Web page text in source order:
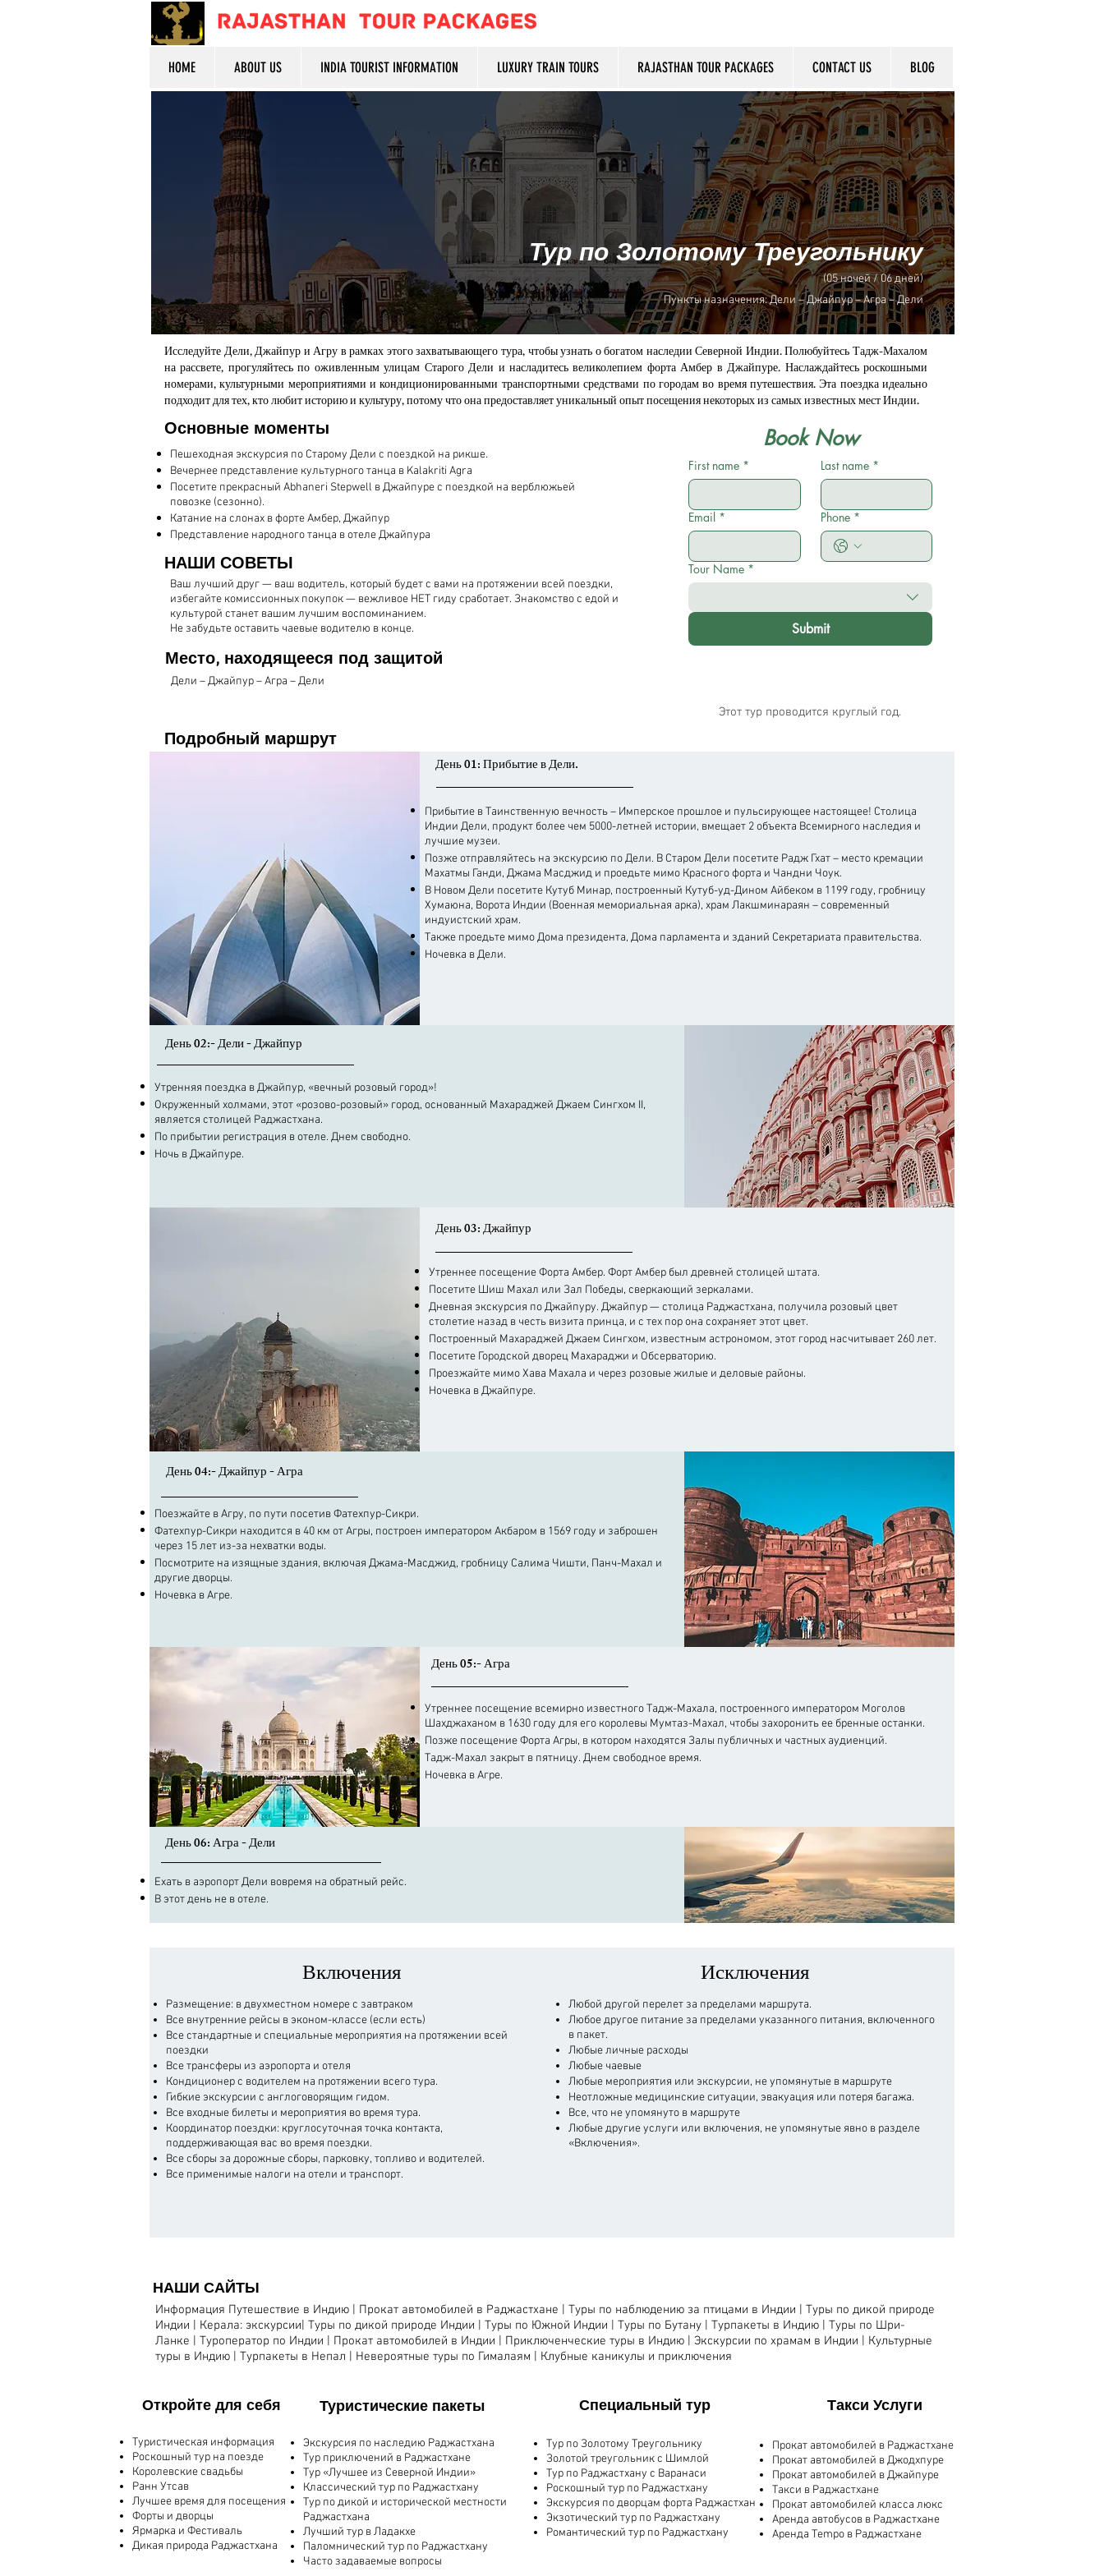
HOME ABOUT US INDIA TOURIST INFORMATION LUXURY TRAIN TOURS RAJASTHAN TOUR PACKAGES CONTACT US BLOG
​Тур по Золотому Треугольнику
(05 ночей / 06 дней)
​Пункты назначения: Дели – Джайпур – Агра – Дели
Исследуйте Дели, Джайпур и Агру в рамках этого захватывающего тура, чтобы узнать о богатом наследии Северной Индии. Полюбуйтесь Тадж-Махалом
на рассвете, прогуляйтесь по оживленным улицам Старого Дели и насладитесь великолепием форта Амбер в Джайпуре. Наслаждайтесь роскошными
номерами, культурными мероприятиями и кондиционированными транспортными средствами по городам во время путешествия. Эта поездка идеально
подходит для тех, кто любит историю и культуру, потому что она предоставляет уникальный опыт посещения некоторых из самых известных мест Индии.
​Основные моменты
Пешеходная экскурсия по Старому Дели с поездкой на рикше.
Вечернее представление культурного танца в Kalakriti Agra
Посетите прекрасный Abhaneri Stepwell в Джайпуре с поездкой на верблюжьей
повозке (сезонно).
Катание на слонах в форте Амбер, Джайпур
Представление народного танца в отеле Джайпура
НАШИ СОВЕТЫ
Ваш лучший друг — ваш водитель, который будет с вами на протяжении всей поездки,
избегайте комиссионных покупок — вежливое НЕТ гиду сработает. Знакомство с едой и
культурой станет вашим лучшим воспоминанием.
Не забудьте оставить чаевые водителю в конце.
​Место, находящееся под защитой
Дели – Джайпур – Агра – Дели
Book Now
First name * Last name *
Email * Phone *
Tour Name *
Submit
Этот тур проводится круглый год.
Подробный маршрут
День 01: Прибытие в Дели.
Прибытие в Таинственную вечность – Имперское прошлое и пульсирующее настоящее! Столица
Индии Дели, продукт более чем 5000-летней истории, вмещает 2 объекта Всемирного наследия и
лучшие музеи.
Позже отправляйтесь на экскурсию по Дели. В Старом Дели посетите Радж Гхат – место кремации
Махатмы Ганди, Джама Масджид и проедьте мимо Красного форта и Чандни Чоук.
В Новом Дели посетите Кутуб Минар, построенный Кутуб-уд-Дином Айбеком в 1199 году, гробницу
Хумаюна, Ворота Индии (Военная мемориальная арка), храм Лакшминараян – современный
индуистский храм.
Также проедьте мимо Дома президента, Дома парламента и зданий Секретариата правительства.
Ночевка в Дели.
День 02:- Дели - Джайпур
Утренняя поездка в Джайпур, «вечный розовый город»!
Окруженный холмами, этот «розово-розовый» город, основанный Махараджей Джаем Сингхом II,
является столицей Раджастхана.
По прибытии регистрация в отеле. Днем свободно.
Ночь в Джайпуре.
День 03: Джайпур
Утреннее посещение Форта Амбер. Форт Амбер был древней столицей штата.
Посетите Шиш Махал или Зал Победы, сверкающий зеркалами.
Дневная экскурсия по Джайпуру. Джайпур — столица Раджастхана, получила розовый цвет
столетие назад в честь визита принца, и с тех пор она сохраняет этот цвет.
Построенный Махараджей Джаем Сингхом, известным астрономом, этот город насчитывает 260 лет.
Посетите Городской дворец Махараджи и Обсерваторию.
Проезжайте мимо Хава Махала и через розовые жилые и деловые районы.
Ночевка в Джайпуре.
День 04:- Джайпур - Агра
​Поезжайте в Агру, по пути посетив Фатехпур-Сикри.
Фатехпур-Сикри находится в 40 км от Агры, построен императором Акбаром в 1569 году и заброшен
через 15 лет из-за нехватки воды.
Посмотрите на изящные здания, включая Джама-Масджид, гробницу Салима Чишти, Панч-Махал и
другие дворцы.
Ночевка в Агре.
День 05:- Агра
Утреннее посещение всемирно известного Тадж-Махала, построенного императором Моголов
Шахджаханом в 1630 году для его королевы Мумтаз-Махал, чтобы захоронить ее бренные останки.
Позже посещение Форта Агры, в котором находятся Залы публичных и частных аудиенций.
Тадж-Махал закрыт в пятницу. Днем свободное время.
Ночевка в Агре.
День 06: Агра - Дели
​Ехать в аэропорт Дели вовремя на обратный рейс.
В этот день не в отеле.
​Включения
Размещение: в двухместном номере с завтраком
Все внутренние рейсы в эконом-классе (если есть)
Все стандартные и специальные мероприятия на протяжении всей
поездки
Все трансферы из аэропорта и отеля
Кондиционер с водителем на протяжении всего тура.
Гибкие экскурсии с англоговорящим гидом.
Все входные билеты и мероприятия во время тура.
Координатор поездки: круглосуточная точка контакта,
поддерживающая вас во время поездки.
Все сборы за дорожные сборы, парковку, топливо и водителей.
Все применимые налоги на отели и транспорт.
​Исключения
​Любой другой перелет за пределами маршрута.
Любое другое питание за пределами указанного питания, включенного
в пакет.
Любые личные расходы
Любые чаевые
Любые мероприятия или экскурсии, не упомянутые в маршруте
Неотложные медицинские ситуации, эвакуация или потеря багажа.
Все, что не упомянуто в маршруте
Любые другие услуги или включения, не упомянутые явно в разделе
«Включения».
НАШИ САЙТЫ
Информация Путешествие в Индию Прокат автомобилей в Раджастхане | Туры по наблюдению за птицами в Индии
Туры по дикой природе
Индии
Керала: экскурсии Туры по дикой природе Индии | Туры по Южной Индии | Туры по Бутану | Турпакеты в Индию | Туры по Шри-
Ланке
Туроператор по Индии | Прокат автомобилей в Индии | Приключенческие туры в Индию | Экскурсии по храмам в Индии
Культурные
туры в Индию
Турпакеты в Непал Невероятные туры по Гималаям Клубные каникулы и приключения
​Откройте для себя ​Туристические пакеты
Туристическая информация
Роскошный тур на поезде
Королевские свадьбы
Ранн Утсав
Лучшее время для посещения
Форты и дворцы
Ярмарка и Фестиваль
Дикая природа Раджастхана
​Экскурсия по наследию Раджастхана
Тур приключений в Раджастхане
Тур «Лучшее из Северной Индии»
Классический тур по Раджастхану
Тур по дикой и исторической местности
Раджастхана
Лучший тур в Ладакхе
Паломнический тур по Раджастхану
Часто задаваемые вопросы
Специальный тур ​Такси Услуги
Тур по Золотому Треугольнику
Золотой треугольник с Шимлой
Тур по Раджастхану с Варанаси
Роскошный тур по Раджастхану
Экскурсия по дворцам форта Раджастхан
Экзотический тур по Раджастхану
Романтический тур по Раджастхану
Прокат автомобилей в Раджастхане
Прокат автомобилей в Джодхпуре
Прокат автомобилей в Джайпуре
Такси в Раджастхане
Прокат автомобилей класса люкс
Аренда автобусов в Раджастхане
Аренда Tempo в Раджастхане